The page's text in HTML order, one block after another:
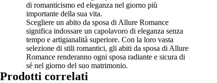
di romanticismo ed eleganza nel giorno più
importante della sua vita.
Scegliere un abito da sposa di Allure Romance
significa indossare un capolavoro di eleganza senza
tempo e artigianalità superiore. Con la loro vasta
selezione di stili romantici, gli abiti da sposa di Allure
Romance renderanno ogni sposa radiante e sicura di
sé nel giorno del suo matrimonio.
Prodotti correlati